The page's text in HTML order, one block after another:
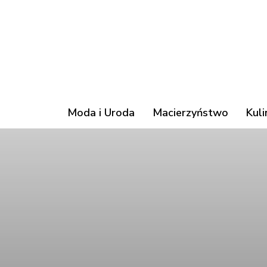
Moda i Uroda Macierzyństwo